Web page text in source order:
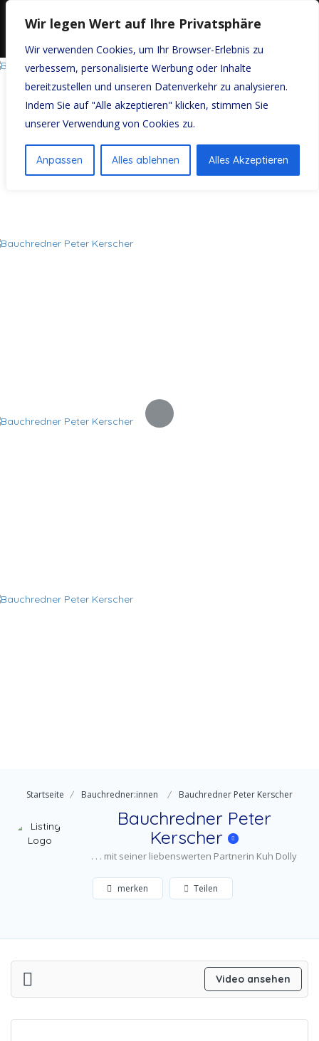
Wir legen Wert auf Ihre Privatsphäre
Wir verwenden Cookies, um Ihr Browser-Erlebnis zu
verbessern, personalisierte Werbung oder Inhalte
bereitzustellen und unseren Datenverkehr zu analysieren.
Indem Sie auf "Alle akzeptieren" klicken, stimmen Sie
unserer Verwendung von Cookies zu.
Anpassen Alles ablehnen Alles Akzeptieren
Startseite Bauchredner:innen Bauchredner Peter Kerscher
Bauchredner Peter
Kerscher
. . . mit seiner liebenswerten Partnerin Kuh Dolly
merken Teilen
Video ansehen